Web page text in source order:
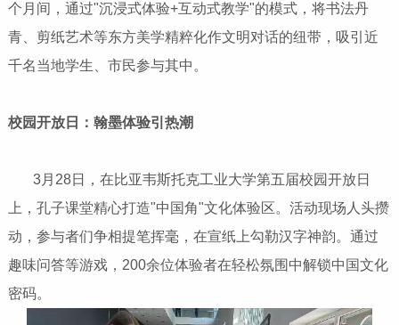
个月间，通过"沉浸式体验+互动式教学"的模式，将书法丹
青、剪纸艺术等东方美学精粹化作文明对话的纽带，吸引近
千名当地学生、市民参与其中。
校园开放日：翰墨体验引热潮
3月28日，在比亚韦斯托克工业大学第五届校园开放日
上，孔子课堂精心打造"中国角"文化体验区。活动现场人头攒
动，参与者们争相提笔挥毫，在宣纸上勾勒汉字神韵。通过
趣味问答等游戏，200余位体验者在轻松氛围中解锁中国文化
密码。